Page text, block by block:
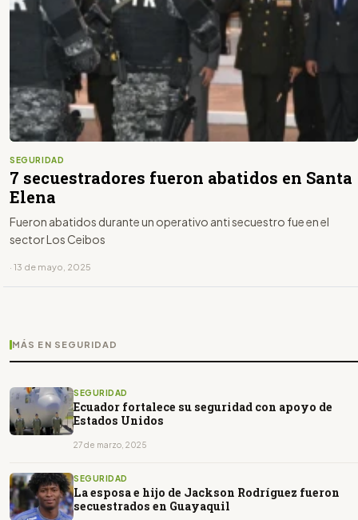
SEGURIDAD
7 secuestradores fueron abatidos en Santa
Elena
Fueron abatidos durante un operativo anti secuestro fue en el
sector Los Ceibos
· 13 de mayo, 2025
MÁS EN SEGURIDAD
SEGURIDAD
Ecuador fortalece su seguridad con apoyo de
Estados Unidos
27 de marzo, 2025
SEGURIDAD
La esposa e hijo de Jackson Rodríguez fueron
secuestrados en Guayaquil